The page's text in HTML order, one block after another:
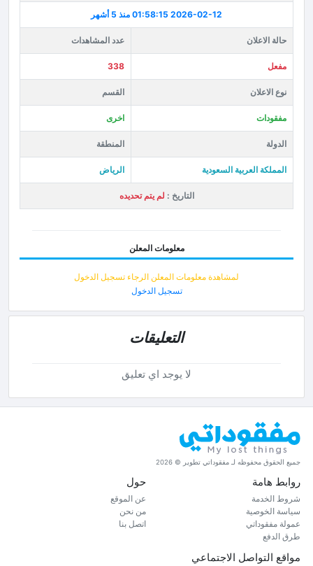
2026-02-12 01:58:15 منذ 5 أشهر
حالة الاعلان عدد المشاهدات
مفعل 338
نوع الاعلان القسم
مفقودات اخرى
الدولة المنطقة
المملكة العربية السعودية الرياض
التاريخ : لم يتم تحديده
معلومات المعلن
لمشاهدة معلومات المعلن الرجاء تسجيل الدخول
تسجيل الدخول
التعليقات
لا يوجد اي تعليق
جميع الحقوق محفوظه لـ مفقوداتي تطوير © 2026
روابط هامة
شروط الخدمة
سياسة الخوصية
عمولة مفقوداتي
طرق الدفع
حول
عن الموقع
من نحن
اتصل بنا
مواقع التواصل الاجتماعي